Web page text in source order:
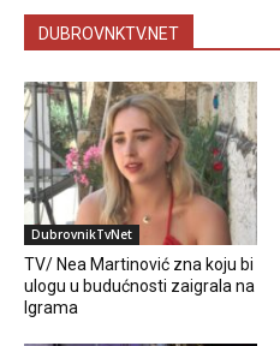
DUBROVNKTV.NET
DubrovnikTvNet
TV/ Nea Martinović zna koju bi
ulogu u budućnosti zaigrala na
Igrama